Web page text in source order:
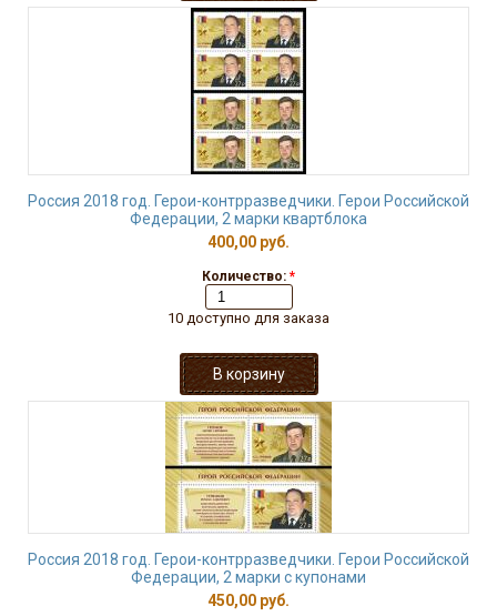
Россия 2018 год. Герои-контрразведчики. Герои Российской
Федерации, 2 марки квартблока
400,00 руб.
Количество: *
10 доступно для заказа
Россия 2018 год. Герои-контрразведчики. Герои Российской
Федерации, 2 марки с купонами
450,00 руб.